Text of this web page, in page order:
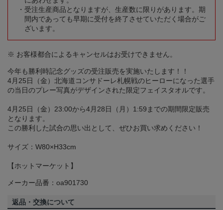
受注生産商品となりますが、生産数に限りがあります。期
間内であっても早期に受付を終了させていただく場合がご
ざいます。
※ お客様都合によるキャンセルはお受けできません。
今年も勝利時記念グッズの受注販売を実施いたします！！
4月25日（金）北海道コンサドーレ札幌戦のヒーローになった選手
の当日のプレー写真がデザインされた限定フェイスタオルです。
4月25日（金）23:00から4月28日（月）1:59までの期間限定販売
となります。
この勝利した試合の思い出として、ぜひお買い求めください！
サイズ：W80×H33cm
【ホットマーケット】
メーカー品番：oa901730
返品・交換について